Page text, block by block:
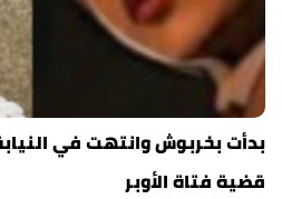
قضية فتاة الأوبر